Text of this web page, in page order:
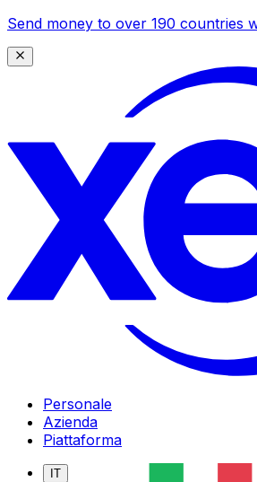
Send money to over 190 countries
Personale
Azienda
Piattaforma
IT